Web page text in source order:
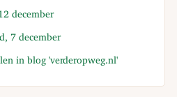
december
7 december
in blog 'verderopweg.nl'